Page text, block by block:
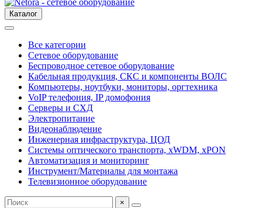
Каталог
Все категории
Сетевое оборудование
Беспроводное сетевое оборудование
Кабельная продукция, СКС и компоненты ВОЛС
Компьютеры, ноутбуки, мониторы, оргтехника
VoIP телефония, IP домофония
Серверы и СХД
Электропитание
Видеонаблюдение
Инженерная инфраструктура, ЦОД
Системы оптического транспорта, xWDM, xPON
Автоматизация и мониторинг
Инструмент/Материалы для монтажа
Телевизионное оборудование
×